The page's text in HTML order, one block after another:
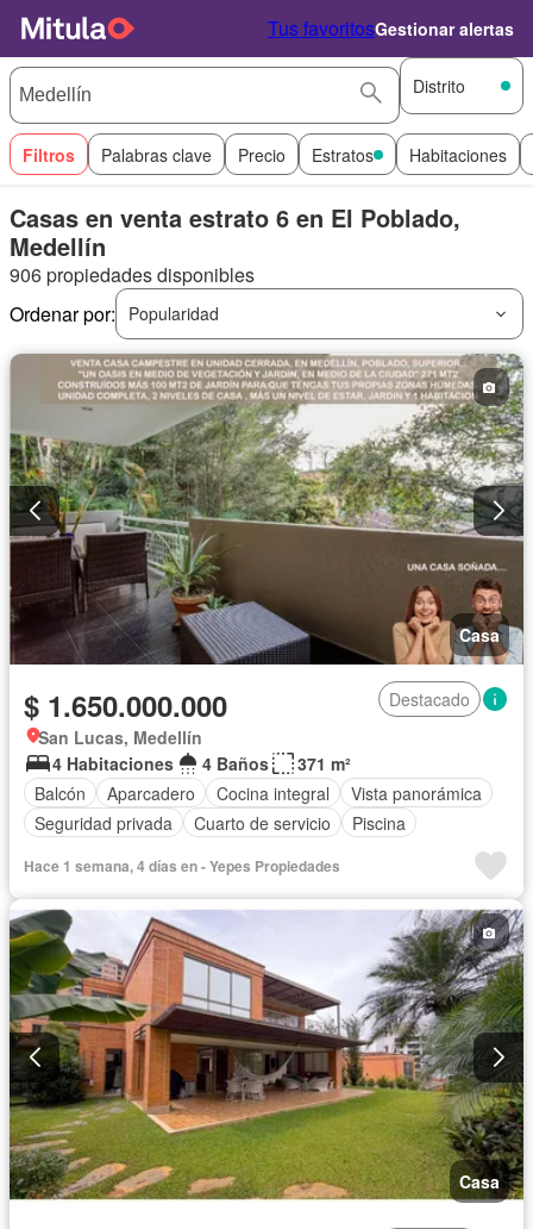
Tus favoritosGestionar alertas
Distrito
Filtros Palabras clave Precio Estratos Habitaciones
Casas en venta estrato 6 en El Poblado,
Medellín
906 propiedades disponibles
Ordenar por:
Popularidad
Casa
$ 1.650.000.000
Destacado
San Lucas, Medellín
4 Habitaciones
4 Baños
371 m²
Balcón
Aparcadero Cocina integral
Vista panorámica
Seguridad privada
Cuarto de servicio Piscina
Hace 1 semana, 4 días en - Yepes Propiedades
Casa